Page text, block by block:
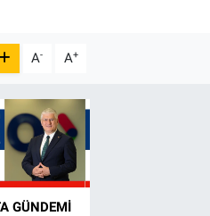
A- A+
GÜNDEMI